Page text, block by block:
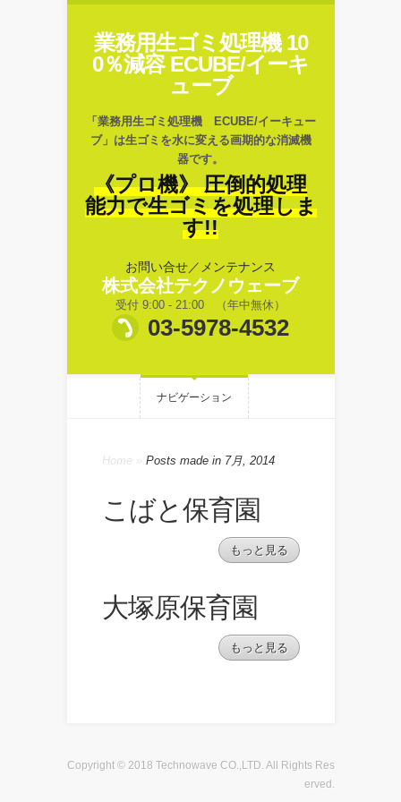
業務用生ゴミ処理機 10
0％減容 ECUBE/イーキ
ューブ
「業務用生ゴミ処理機 ECUBE/イーキュー
ブ」は生ゴミを水に変える画期的な消滅機
器です。
《プロ機》 圧倒的処理
能力で生ゴミを処理しま
す!!
お問い合せ／メンテナンス
株式会社テクノウェーブ
受付 9:00 - 21:00 （年中無休）
03-5978-4532
ナビゲーション
Home Posts made in 7月, 2014
こばと保育園
もっと見る
大塚原保育園
もっと見る
Copyright © 2018 Technowave CO.,LTD. All Rights Res
erved.